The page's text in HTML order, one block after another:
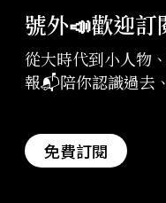
號外📣歡迎訂
從大時代到小人物
報📬陪你認識過去
免費訂閱